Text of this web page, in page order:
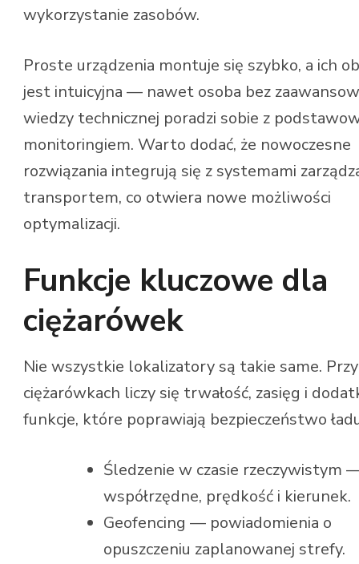
wykorzystanie zasobów.
Proste urządzenia montuje się szybko, a ich
jest intuicyjna — nawet osoba bez
wiedzy technicznej poradzi sobie z
monitoringiem. Warto dodać, że nowoczesne
rozwiązania integrują się z systemami
transportem, co otwiera nowe możliwości
optymalizacji.
Funkcje kluczowe dla
ciężarówek
Nie wszystkie lokalizatory są takie same. Przy
ciężarówkach liczy się trwałość, zasięg i
funkcje, które poprawiają bezpieczeństwo
Śledzenie w czasie rzeczywistym
współrzędne, prędkość i kierunek.
Geofencing — powiadomienia o
opuszczeniu zaplanowanej strefy.